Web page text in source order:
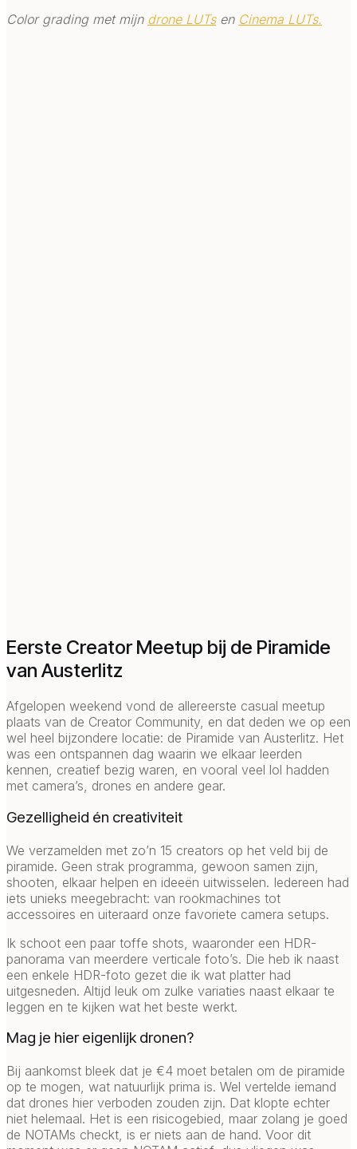
Color grading met mijn drone LUTsen Cinema LUTs.
Eerste Creator Meetup bij de Piramide
van Austerlitz
Afgelopen weekend vond de allereerste casual meetup
plaats van de Creator Community, en dat deden we op een
wel heel bijzondere locatie: de Piramide van Austerlitz. Het
was een ontspannen dag waarin we elkaar leerden
kennen, creatief bezig waren, en vooral veel lol hadden
met camera’s, drones en andere gear.
Gezelligheid én creativiteit
We verzamelden met zo’n 15 creators op het veld bij de
piramide. Geen strak programma, gewoon samen zijn,
shooten, elkaar helpen en ideeën uitwisselen. Iedereen had
iets unieks meegebracht: van rookmachines tot
accessoires en uiteraard onze favoriete camera setups.
Ik schoot een paar toffe shots, waaronder een HDR-
panorama van meerdere verticale foto’s. Die heb ik naast
een enkele HDR-foto gezet die ik wat platter had
uitgesneden. Altijd leuk om zulke variaties naast elkaar te
leggen en te kijken wat het beste werkt.
Mag je hier eigenlijk dronen?
Bij aankomst bleek dat je €4 moet betalen om de piramide
op te mogen, wat natuurlijk prima is. Wel vertelde iemand
dat drones hier verboden zouden zijn. Dat klopte echter
niet helemaal. Het is een risicogebied, maar zolang je goed
de NOTAMs checkt, is er niets aan de hand. Voor dit